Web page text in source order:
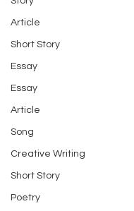
Article
Short Story
Essay
Essay
Article
Song
Creative Writing
Short Story
Poetry